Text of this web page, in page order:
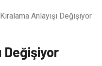
Anlayışı Değişiyor
Değişiyor